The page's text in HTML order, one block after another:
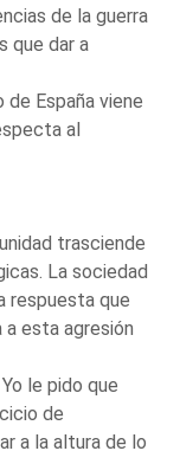
de la guerra
que dar a
España viene
al
trasciende
La sociedad
respuesta que
a esta agresión
le pido que
de
a la altura de lo